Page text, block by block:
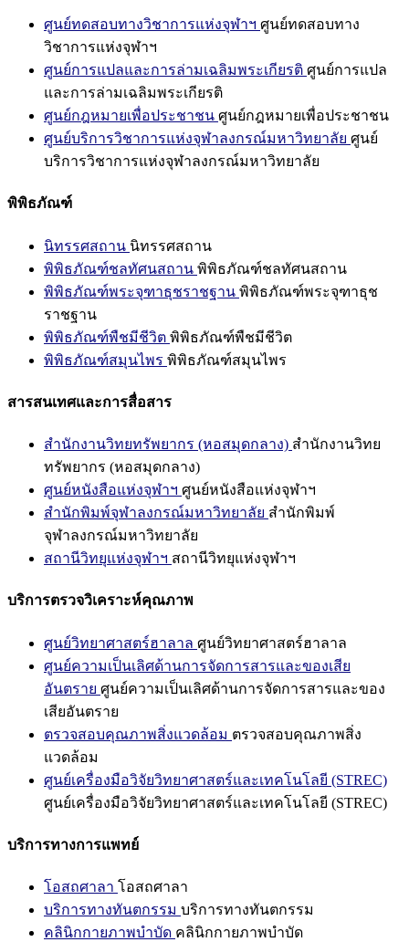
ศูนย์ทดสอบทางวิชาการแห่งจุฬาฯ ศูนย์ทดสอบทาง
วิชาการแห่งจุฬาฯ
ศูนย์การแปลและการล่ามเฉลิมพระเกียรติ ศูนย์การแปล
และการล่ามเฉลิมพระเกียรติ
ศูนย์กฎหมายเพื่อประชาชน ศูนย์กฎหมายเพื่อประชาชน
ศูนย์บริการวิชาการแห่งจุฬาลงกรณ์มหาวิทยาลัย ศูนย์
บริการวิชาการแห่งจุฬาลงกรณ์มหาวิทยาลัย
พิพิธภัณฑ์
นิทรรศสถาน นิทรรศสถาน
พิพิธภัณฑ์ชลทัศนสถาน พิพิธภัณฑ์ชลทัศนสถาน
พิพิธภัณฑ์พระจุฑาธุชราชฐาน พิพิธภัณฑ์พระจุฑาธุช
ราชฐาน
พิพิธภัณฑ์พืชมีชีวิต พิพิธภัณฑ์พืชมีชีวิต
พิพิธภัณฑ์สมุนไพร พิพิธภัณฑ์สมุนไพร
สารสนเทศและการสื่อสาร
สำนักงานวิทยทรัพยากร (หอสมุดกลาง) สำนักงานวิทย
ทรัพยากร (หอสมุดกลาง)
ศูนย์หนังสือแห่งจุฬาฯ ศูนย์หนังสือแห่งจุฬาฯ
สำนักพิมพ์จุฬาลงกรณ์มหาวิทยาลัย สำนักพิมพ์
จุฬาลงกรณ์มหาวิทยาลัย
สถานีวิทยุแห่งจุฬาฯ สถานีวิทยุแห่งจุฬาฯ
บริการตรวจวิเคราะห์คุณภาพ
ศูนย์วิทยาศาสตร์ฮาลาล ศูนย์วิทยาศาสตร์ฮาลาล
ศูนย์ความเป็นเลิศด้านการจัดการสารและของเสีย
อันตราย ศูนย์ความเป็นเลิศด้านการจัดการสารและของ
เสียอันตราย
ตรวจสอบคุณภาพสิ่งแวดล้อม ตรวจสอบคุณภาพสิ่ง
แวดล้อม
ศูนย์เครื่องมือวิจัยวิทยาศาสตร์และเทคโนโลยี (STREC)
ศูนย์เครื่องมือวิจัยวิทยาศาสตร์และเทคโนโลยี (STREC)
บริการทางการแพทย์
โอสถศาลา โอสถศาลา
บริการทางทันตกรรม บริการทางทันตกรรม
คลินิกกายภาพบำบัด คลินิกกายภาพบำบัด